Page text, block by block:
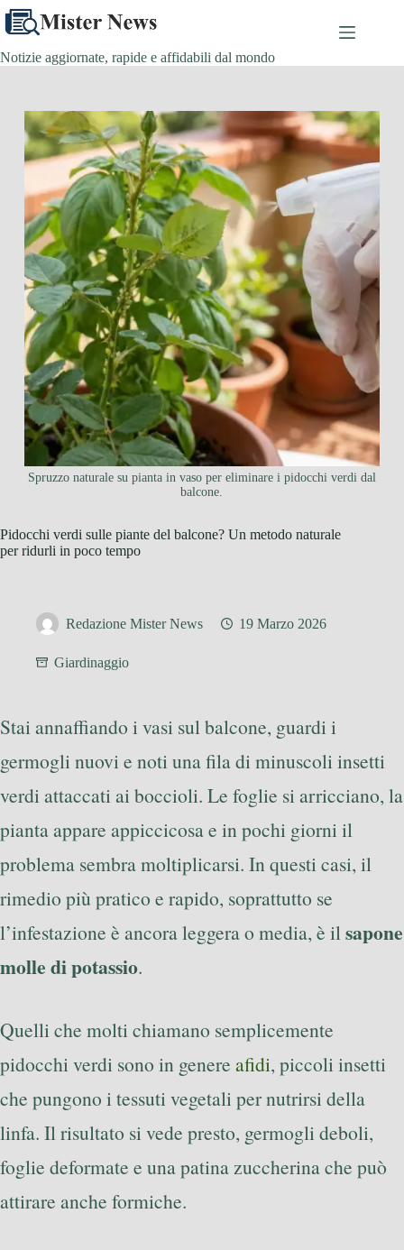
Salta
contenuto
Notizie aggiornate, rapide e affidabili dal mondo
Spruzzo naturale su pianta in vaso per eliminare i pidocchi verdi dal
balcone.
Pidocchi verdi sulle piante del balcone? Un metodo naturale
per ridurli in poco tempo
Redazione Mister News 19 Marzo 2026
Giardinaggio
Stai annaffiando i vasi sul balcone, guardi i
germogli nuovi e noti una fila di minuscoli insetti
verdi attaccati ai boccioli. Le foglie si arricciano, la
pianta appare appiccicosa e in pochi giorni il
problema sembra moltiplicarsi. In questi casi, il
rimedio più pratico e rapido, soprattutto se
l’infestazione è ancora leggera o media, è ilsapone
molle di potassio.
Quelli che molti chiamano semplicemente
pidocchi verdi sono in genere afidi, piccoli insetti
che pungono i tessuti vegetali per nutrirsi della
linfa. Il risultato si vede presto, germogli deboli,
foglie deformate e una patina zuccherina che può
attirare anche formiche.